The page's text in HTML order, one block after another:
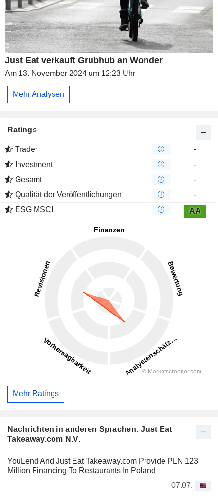
Nachrichten in anderen Sprachen: Just Eat
Takeaway.com N.V.
YouLend And Just Eat Takeaway.com Provide PLN 123
Million Financing To Restaurants In Poland
07.07.
Just Eat verkauft Grubhub an Wonder
Am 13. November 2024 um 12:23 Uhr
Mehr Analysen
Ratings
Trader
-
Investment
-
Gesamt
-
Qualität der Veröffentlichungen
-
ESG MSCI
AA
Mehr Ratings